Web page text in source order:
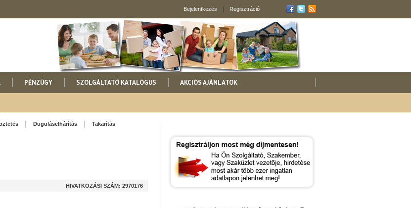
Bejelentkezés Regisztráció
PÉNZÜGY SZOLGÁLTATÓ KATALÓGUS AKCIÓS AJÁNLATOK
Duguláselhárítás Takarítás
HIVATKOZÁSI SZÁM: 2970176